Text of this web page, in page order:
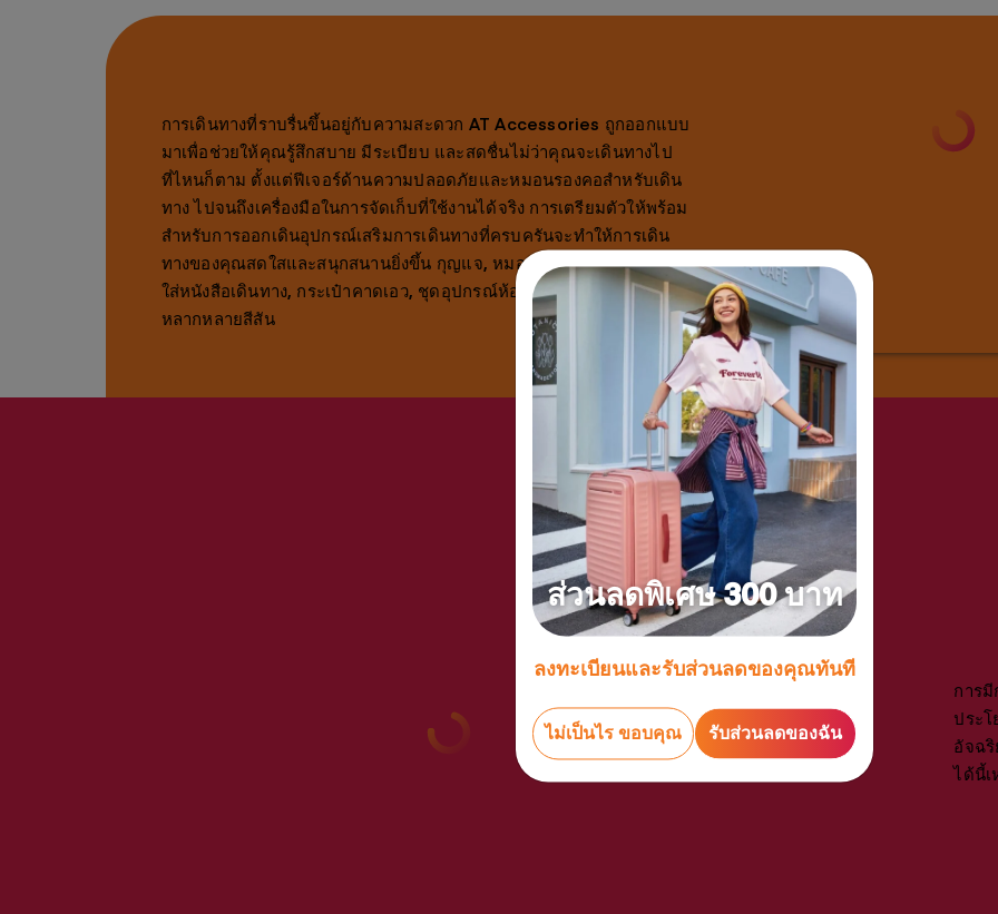
ส่วนลดพิเศษ 300 บาท
ลงทะเบียนและรับส่วนลดของคุณทันที
ไม่เป็นไร ขอบคุณ รับส่วนลดของฉัน
การเดินทางที่ราบรื่นขึ้นอยู่กับความสะดวก AT Accessories ถูกออกแบบ
มาเพื่อช่วยให้คุณรู้สึกสบาย มีระเบียบ และสดชื่นไม่ว่าคุณจะเดินทางไป
ที่ไหนก็ตาม ตั้งแต่ฟีเจอร์ด้านความปลอดภัยและหมอนรองคอสำหรับเดิน
ทาง ไปจนถึงเครื่องมือในการจัดเก็บที่ใช้งานได้จริง การเตรียมตัวให้พร้อม
สำหรับการออกเดินอุปกรณ์เสริมการเดินทางที่ครบครันจะทำให้การเดิน
ทางของคุณสดใสและสนุกสนานยิ่งขึ้น กุญแจ, หมอน, สายรัด, สายไขว้, ที่
ใส่หนังสือเดินทาง, กระเป๋าคาดเอว, ชุดอุปกรณ์ห้องน้ำ ฯลฯ ที่มีจำหน่ายใน
หลากหลายสีสัน
การ
ประ
อัจฉ
ได้นี้